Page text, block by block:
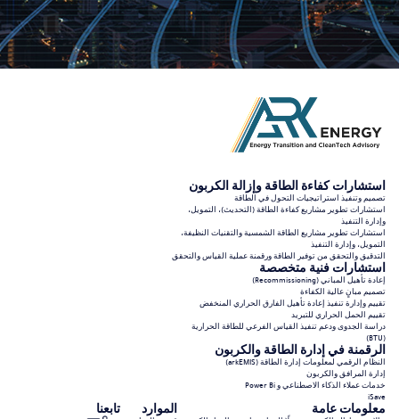
استشارات كفاءة الطاقة وإزالة الكربون
تصميم وتنفيذ استراتيجيات التحول في الطاقة
استشارات تطوير مشاريع كفاءة الطاقة (التحديث)، التمويل،
وإدارة التنفيذ
استشارات تطوير مشاريع الطاقة الشمسية والتقنيات النظيفة،
التمويل، وإدارة التنفيذ
التدقيق والتحقق من توفير الطاقة ورقمنة عملية القياس والتحقق
استشارات فنية متخصصة
إعادة تأهيل المباني (Recommissioning)
تصميم مبانٍ عالية الكفاءة
تقييم وإدارة تنفيذ إعادة تأهيل الفارق الحراري المنخفض
تقييم الحمل الحراري للتبريد
دراسة الجدوى ودعم تنفيذ القياس الفرعي للطاقة الحرارية
(BTU)
الرقمنة في إدارة الطاقة والكربون
النظام الرقمي لمعلومات إدارة الطاقة (arkEMIS)
إدارة المرافق والكربون
خدمات عملاء الذكاء الاصطناعي و Power Bi
iSave
معلومات عامة الموارد تابعنا